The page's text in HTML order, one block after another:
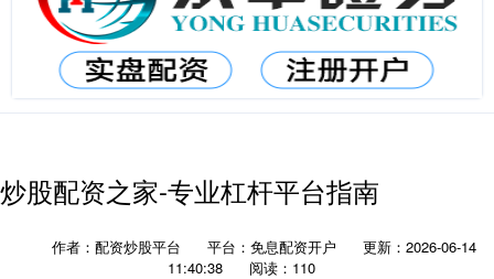
炒股配资之家-专业杠杆平台指南
作者：配资炒股平台 平台：免息配资开户
更新：2026-06-14
11:40:38
阅读：110